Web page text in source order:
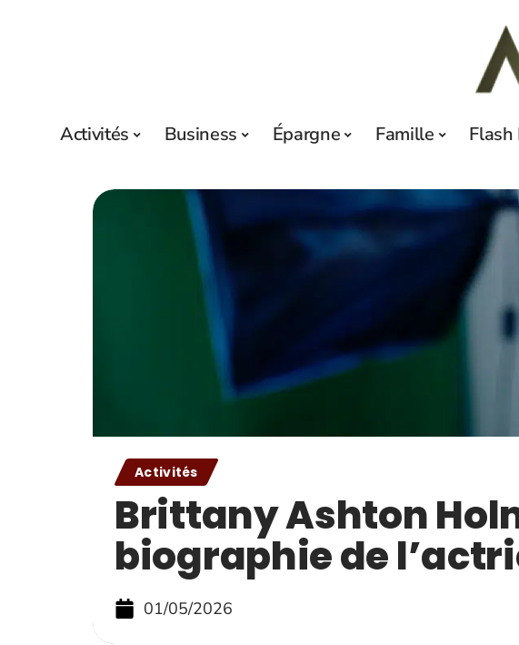
Activités Business Épargne Famille Flash
Activités
Brittany Ashton
biographie de
01/05/2026